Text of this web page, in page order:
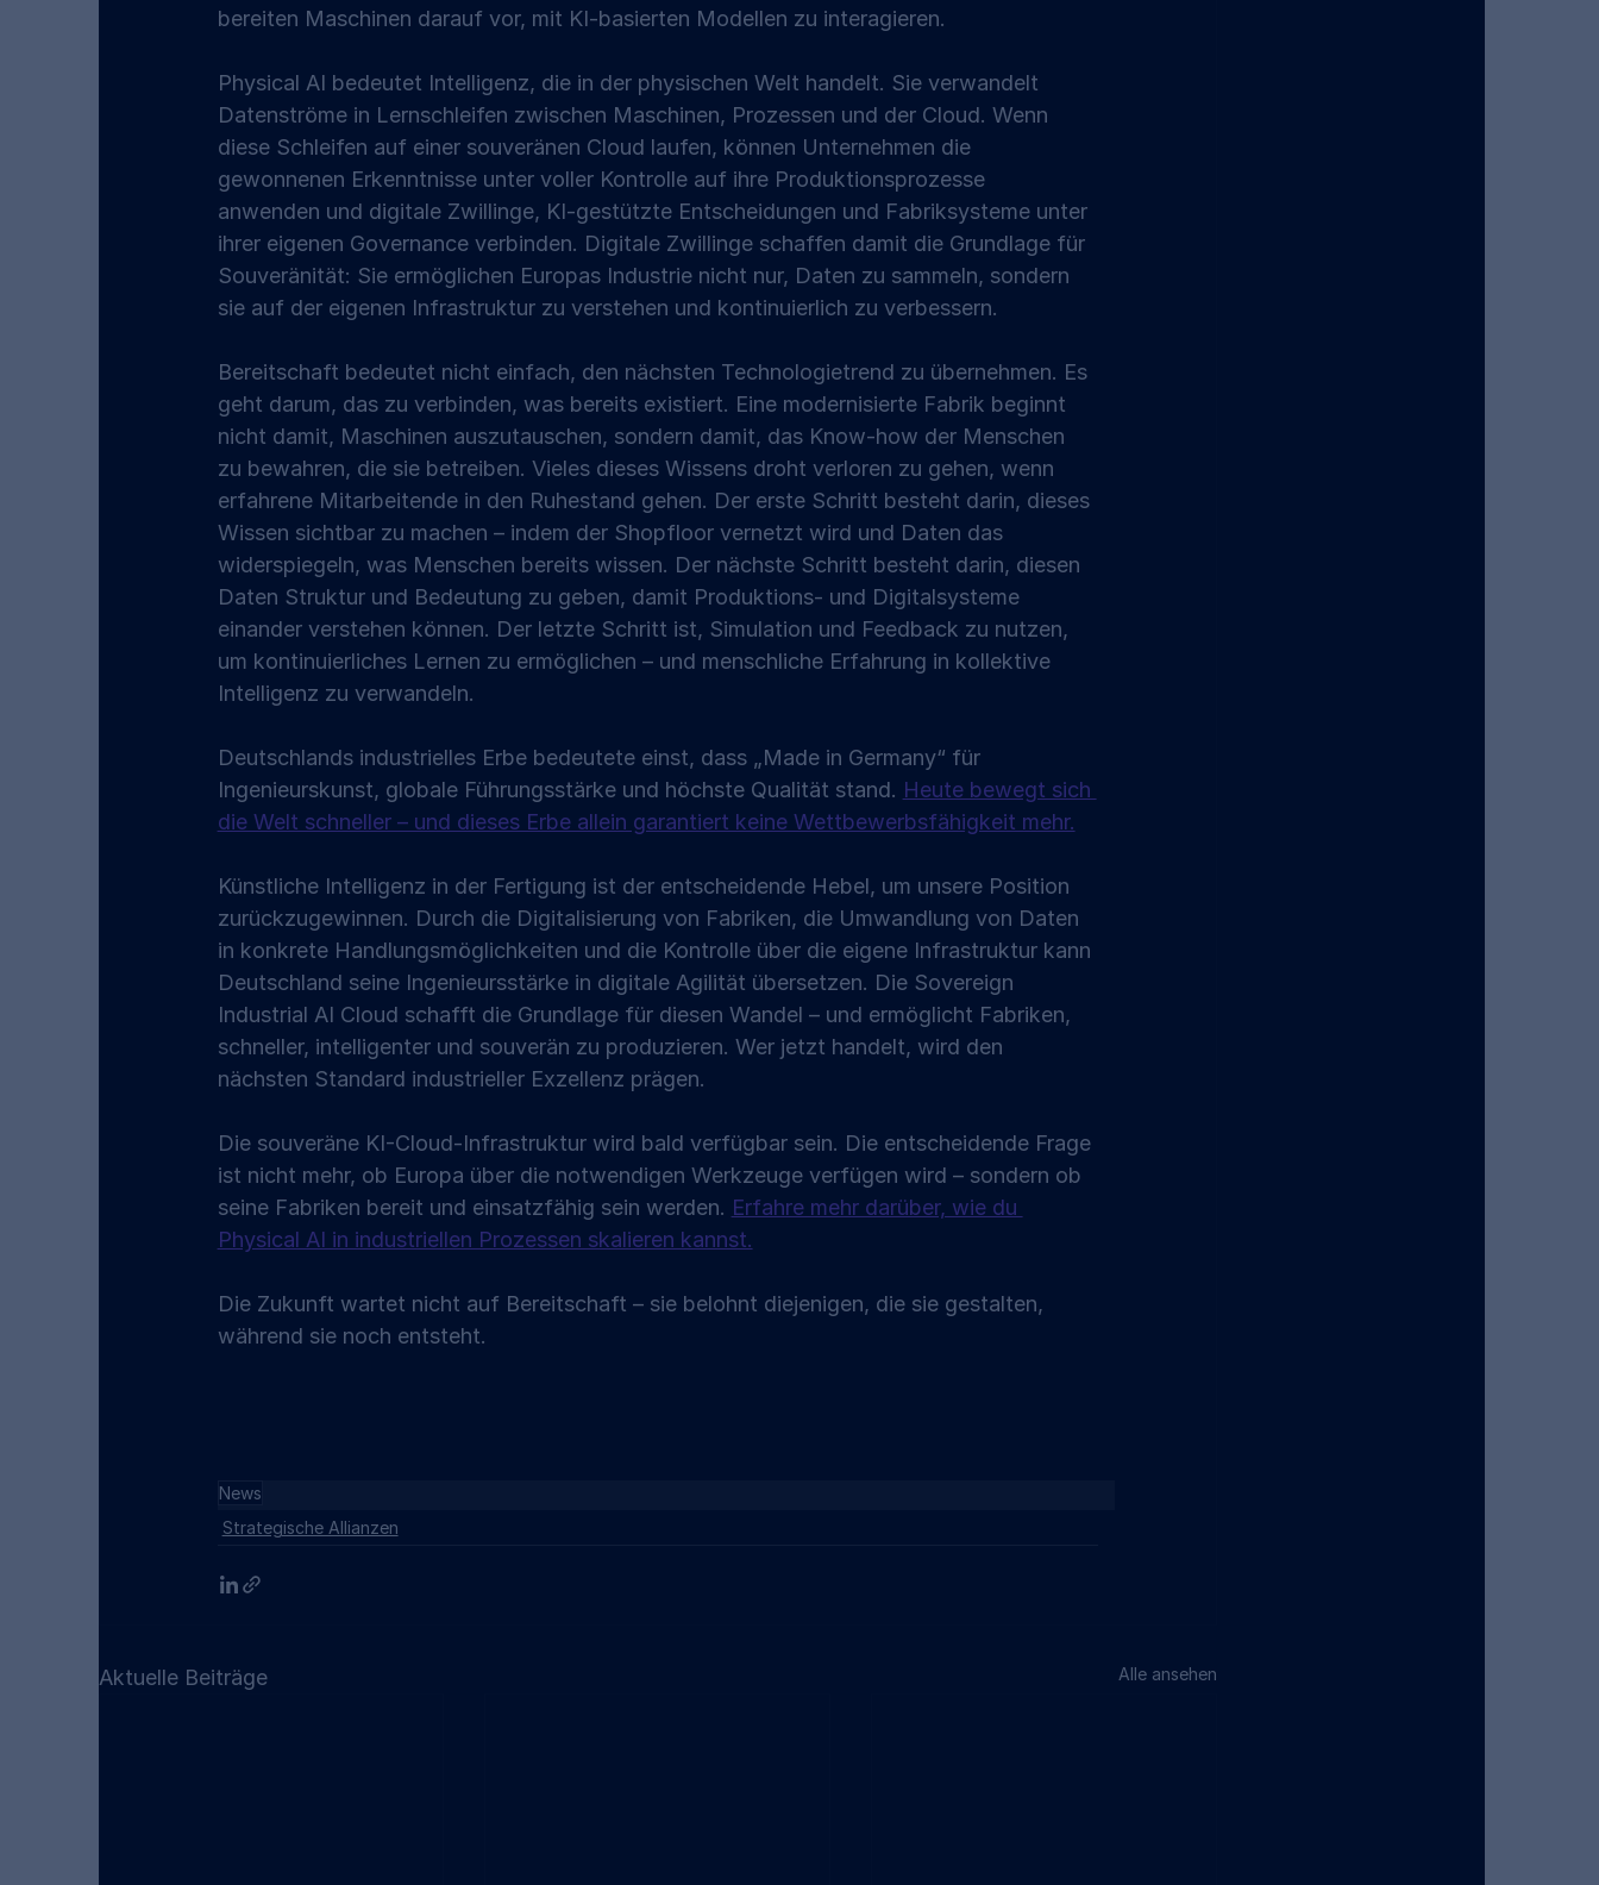
bereiten Maschinen darauf vor, mit KI-basierten Modellen zu interagieren.
Physical AI bedeutet Intelligenz, die in der physischen Welt handelt. Sie verwandelt
Datenströme in Lernschleifen zwischen Maschinen, Prozessen und der Cloud. Wenn
diese Schleifen auf einer souveränen Cloud laufen, können Unternehmen die
gewonnenen Erkenntnisse unter voller Kontrolle auf ihre Produktionsprozesse
anwenden und digitale Zwillinge, KI-gestützte Entscheidungen und Fabriksysteme unter
ihrer eigenen Governance verbinden. Digitale Zwillinge schaffen damit die Grundlage für
Souveränität: Sie ermöglichen Europas Industrie nicht nur, Daten zu sammeln, sondern
sie auf der eigenen Infrastruktur zu verstehen und kontinuierlich zu verbessern.
Bereitschaft bedeutet nicht einfach, den nächsten Technologietrend zu übernehmen. Es
geht darum, das zu verbinden, was bereits existiert. Eine modernisierte Fabrik beginnt
nicht damit, Maschinen auszutauschen, sondern damit, das Know-how der Menschen
zu bewahren, die sie betreiben. Vieles dieses Wissens droht verloren zu gehen, wenn
erfahrene Mitarbeitende in den Ruhestand gehen. Der erste Schritt besteht darin, dieses
Wissen sichtbar zu machen – indem der Shopfloor vernetzt wird und Daten das
widerspiegeln, was Menschen bereits wissen. Der nächste Schritt besteht darin, diesen
Daten Struktur und Bedeutung zu geben, damit Produktions- und Digitalsysteme
einander verstehen können. Der letzte Schritt ist, Simulation und Feedback zu nutzen,
um kontinuierliches Lernen zu ermöglichen – und menschliche Erfahrung in kollektive
Intelligenz zu verwandeln.
Deutschlands industrielles Erbe bedeutete einst, dass „Made in Germany“ für
Ingenieurskunst, globale Führungsstärke und höchste Qualität stand. Heute bewegt sich
die Welt schneller – und dieses Erbe allein garantiert keine Wettbewerbsfähigkeit mehr.
Künstliche Intelligenz in der Fertigung ist der entscheidende Hebel, um unsere Position
zurückzugewinnen. Durch die Digitalisierung von Fabriken, die Umwandlung von Daten
in konkrete Handlungsmöglichkeiten und die Kontrolle über die eigene Infrastruktur kann
Deutschland seine Ingenieursstärke in digitale Agilität übersetzen. Die Sovereign
Industrial AI Cloud schafft die Grundlage für diesen Wandel – und ermöglicht Fabriken,
schneller, intelligenter und souverän zu produzieren. Wer jetzt handelt, wird den
nächsten Standard industrieller Exzellenz prägen.
Die souveräne KI-Cloud-Infrastruktur wird bald verfügbar sein. Die entscheidende Frage
ist nicht mehr, ob Europa über die notwendigen Werkzeuge verfügen wird – sondern ob
seine Fabriken bereit und einsatzfähig sein werden. Erfahre mehr darüber, wie du
Physical AI in industriellen Prozessen skalieren kannst.
Die Zukunft wartet nicht auf Bereitschaft – sie belohnt diejenigen, die sie gestalten,
während sie noch entsteht.
News
Strategische Allianzen
Aktuelle Beiträge Alle ansehen